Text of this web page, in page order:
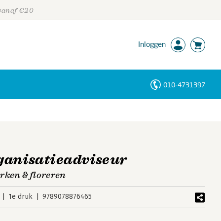
€20
Inloggen
010-4731397
& floreren
1e druk 9789078876465
Personen